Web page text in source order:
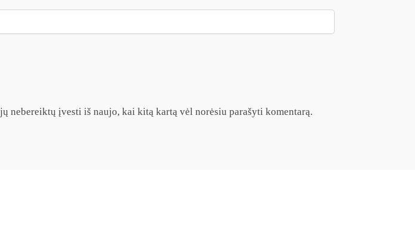
nebereiktų įvesti iš naujo, kai kitą kartą vėl norėsiu parašyti komentarą.